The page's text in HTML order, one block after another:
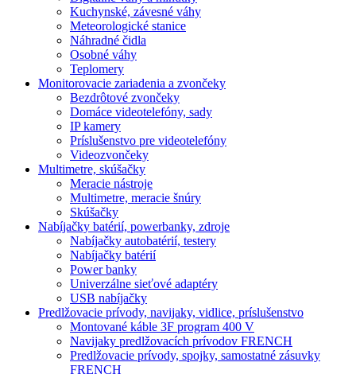
Kuchynské, závesné váhy
Meteorologické stanice
Náhradné čidla
Osobné váhy
Teplomery
Monitorovacie zariadenia a zvončeky
Bezdrôtové zvončeky
Domáce videotelefóny, sady
IP kamery
Príslušenstvo pre videotelefóny
Videozvončeky
Multimetre, skúšačky
Meracie nástroje
Multimetre, meracie šnúry
Skúšačky
Nabíjačky batérií, powerbanky, zdroje
Nabíjačky autobatérií, testery
Nabíjačky batérií
Power banky
Univerzálne sieťové adaptéry
USB nabíjačky
Predlžovacie prívody, navijaky, vidlice, príslušenstvo
Montované káble 3F program 400 V
Navijaky predlžovacích prívodov FRENCH
Predlžovacie prívody, spojky, samostatné zásuvky
FRENCH